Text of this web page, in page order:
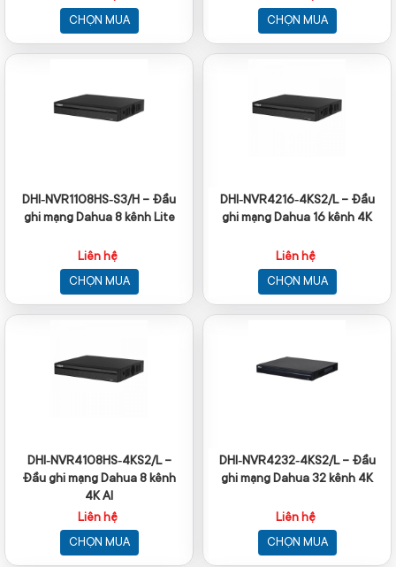
CHỌN MUA
CHỌN MUA
DHI‑NVR1108HS‑S3/H – Đầu
ghi mạng Dahua 8 kênh Lite
Liên hệ
CHỌN MUA
DHI‑NVR4216‑4KS2/L – Đầu
ghi mạng Dahua 16 kênh 4K
Liên hệ
CHỌN MUA
DHI‑NVR4108HS‑4KS2/L –
Đầu ghi mạng Dahua 8 kênh
4K AI
Liên hệ
CHỌN MUA
DHI‑NVR4232‑4KS2/L – Đầu
ghi mạng Dahua 32 kênh 4K
Liên hệ
CHỌN MUA